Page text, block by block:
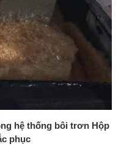
hệ thống bôi trơn Hộp
phục